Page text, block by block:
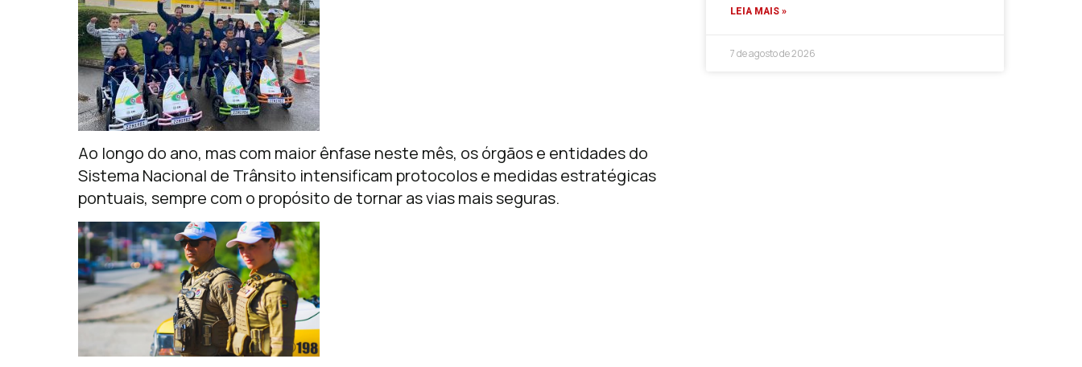
Ao longo do ano, mas com maior ênfase neste mês, os órgãos e entidades do
Sistema Nacional de Trânsito intensificam protocolos e medidas estratégicas
pontuais, sempre com o propósito de tornar as vias mais seguras.
LEIA MAIS »
7 de agosto de 2026